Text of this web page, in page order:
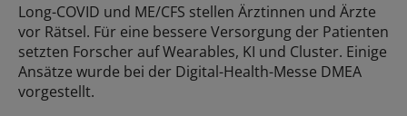
Long-COVID und ME/CFS stellen Ärztinnen und Ärzte
vor Rätsel. Für eine bessere Versorgung der Patienten
setzten Forscher auf Wearables, KI und Cluster. Einige
Ansätze wurde bei der Digital-Health-Messe DMEA
vorgestellt.